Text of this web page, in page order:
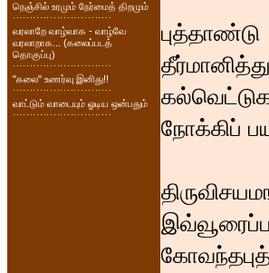
நெஞ்சில் உரமும் நேர்மைத் திறமும்
வரலாறே வாழ்வாக - வாழ்வே
வரலாறாக... (கலைப்படத்
தொகுப்பு)
"கலை" உணர்வு இனிது!!
வாட்டும் வாடையும் ஓடிய ஒன்பதும்
நோக்கிப்